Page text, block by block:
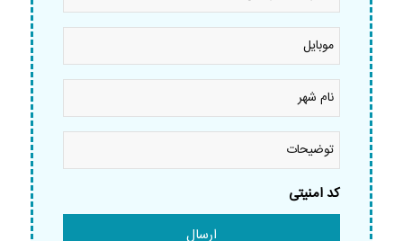
نام
خانوادگی
موبایل
نام
شهر *
توضیحات
کد امنیتی